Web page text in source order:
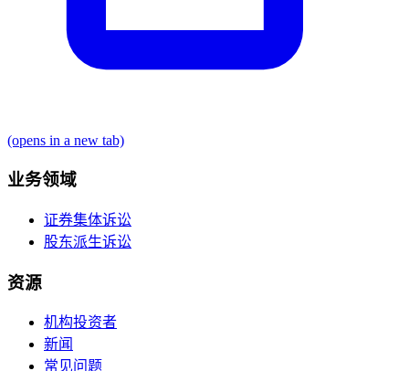
(opens in a new tab)
业务领域
证券集体诉讼
股东派生诉讼
资源
机构投资者
新闻
常见问题